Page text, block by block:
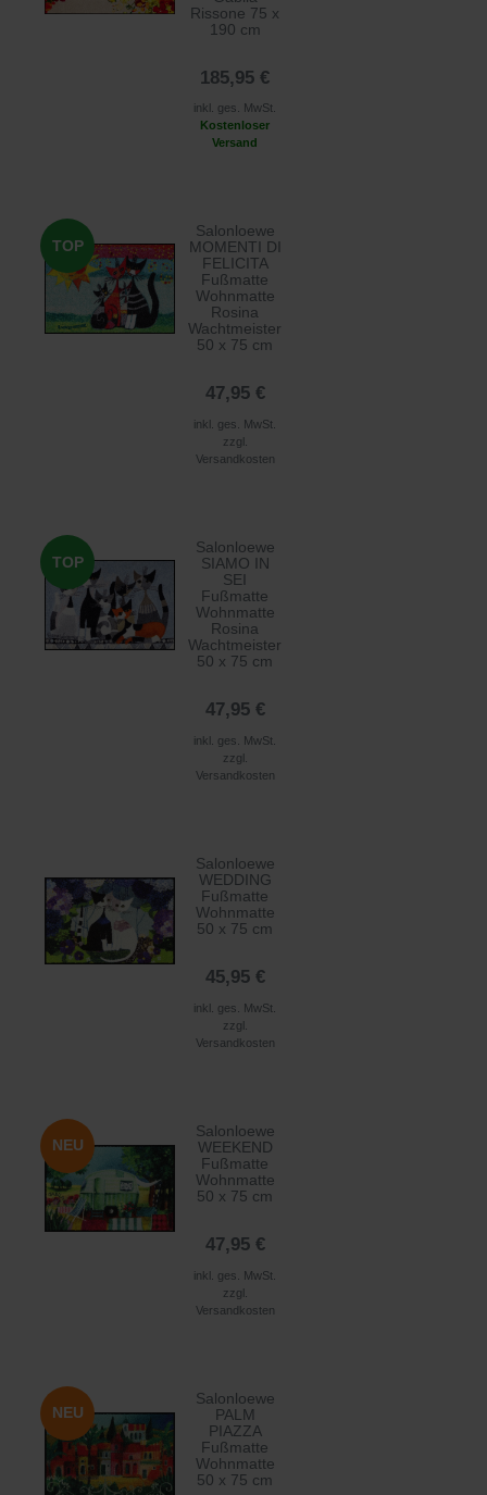
Rissone 75 x
190 cm
185,95 €
inkl. ges. MwSt.
Kostenloser
Versand
TOP
Salonloewe
MOMENTI DI
FELICITA
Fußmatte
Wohnmatte
Rosina
Wachtmeister
50 x 75 cm
47,95 €
inkl. ges. MwSt.
zzgl.
Versandkosten
TOP
Salonloewe
SIAMO IN
SEI
Fußmatte
Wohnmatte
Rosina
Wachtmeister
50 x 75 cm
47,95 €
inkl. ges. MwSt.
zzgl.
Versandkosten
Salonloewe
WEDDING
Fußmatte
Wohnmatte
50 x 75 cm
45,95 €
inkl. ges. MwSt.
zzgl.
Versandkosten
NEU
Salonloewe
WEEKEND
Fußmatte
Wohnmatte
50 x 75 cm
47,95 €
inkl. ges. MwSt.
zzgl.
Versandkosten
NEU
Salonloewe
PALM
PIAZZA
Fußmatte
Wohnmatte
50 x 75 cm